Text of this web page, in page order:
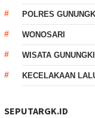
POLRES
WONOSARI
WISATA
KECELAKAAN
SEPUTARGK.ID